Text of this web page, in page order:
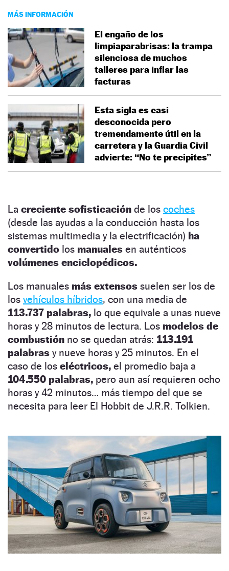
MÁS INFORMACIÓN
El engaño de los
limpiaparabrisas: la trampa
silenciosa de muchos
talleres para inflar las
facturas
Esta sigla es casi
desconocida pero
tremendamente útil en la
carretera y la Guardia Civil
advierte: “No te precipites”
La creciente sofisticación de los coches
(desde las ayudas a la conducción hasta los
sistemas multimedia y la electrificación) ha
convertido los manuales en auténticos
volúmenes enciclopédicos.
Los manuales más extensos suelen ser los de
los vehículos híbridos, con una media de
113.737 palabras, lo que equivale a unas nueve
horas y 28 minutos de lectura. Los modelos de
combustión no se quedan atrás: 113.191
palabras y nueve horas y 25 minutos. En el
caso de los eléctricos, el promedio baja a
104.550 palabras, pero aun así requieren ocho
horas y 42 minutos… más tiempo del que se
necesita para leer El Hobbit de J.R.R. Tolkien.